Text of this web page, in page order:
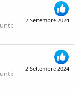
2 Settembre 2024
2 Settembre 2024